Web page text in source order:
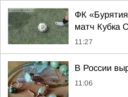
ФК
матч Кубка
11:27
В России
11:06